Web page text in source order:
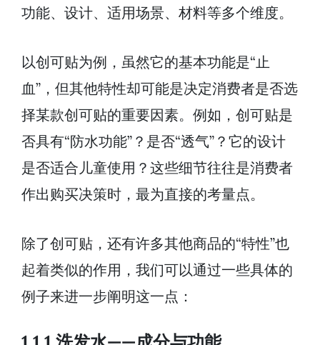
功能、设计、适用场景、材料等多个维度。
以创可贴为例，虽然它的基本功能是“止
血”，但其他特性却可能是决定消费者是否选
择某款创可贴的重要因素。例如，创可贴是
否具有“防水功能”？是否“透气”？它的设计
是否适合儿童使用？这些细节往往是消费者
作出购买决策时，最为直接的考量点。
除了创可贴，还有许多其他商品的“特性”也
起着类似的作用，我们可以通过一些具体的
例子来进一步阐明这一点：